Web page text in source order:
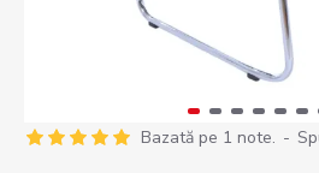
Bazată pe 1 note. -